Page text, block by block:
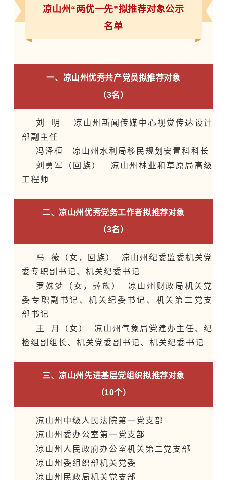
凉山州“两优一先”拟推荐对象公示
名单
一、凉山州优秀共产党员拟推荐对象
（3名）
刘 明 凉山州新闻传媒中心视觉传达设计
部副主任
冯泽桓 凉山州水利局移民规划安置科科长
刘勇军（回族） 凉山州林业和草原局高级
工程师
二、凉山州优秀党务工作者拟推荐对象
（3名）
马 薇（女，回族） 凉山州纪委监委机关党
委专职副书记、机关纪委书记
罗姝梦（女，彝族） 凉山州财政局机关党
委专职副书记、机关纪委书记、机关第二党支
部书记
王
月 （ 女 ） 凉山州气象局党建办主任、纪
检组副组长、机关党委副书记、机关纪委书记
三、凉山州先进基层党组织拟推荐对象
（10个）
凉山州中级人民法院第一党支部
凉山州委办公室第一党支部
凉山州人民政府办公室机关第二党支部
凉山州委组织部机关党委
凉山州民政局机关党支部